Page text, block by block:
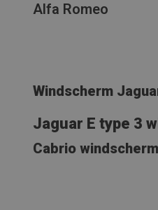
Alfa Romeo
Windscherm
Jaguar E type 3
Cabrio